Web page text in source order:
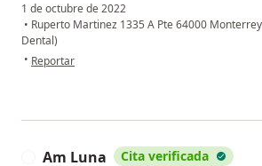
1 de octubre de 2022
• Ruperto Martinez 1335 A Pte 64000 Monterrey
Dental)
• en opinión del usuario Olga
Reportar
Am Luna Cita verificada